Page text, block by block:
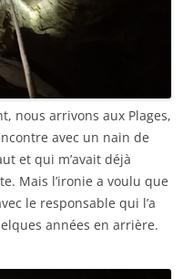
nous arrivons aux Plages,
avec un nain de
et qui m’avait déjà
Mais l’ironie a voulu que
le responsable qui l’a
années en arrière.